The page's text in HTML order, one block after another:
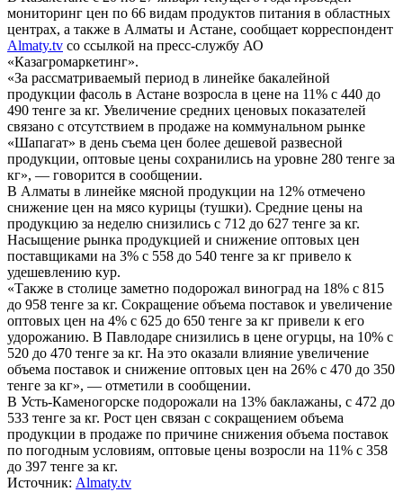
мониторинг цен по 66 видам продуктов питания в областных
центрах, а также в Алматы и Астане, сообщает корреспондент
Almaty.tv со ссылкой на пресс-службу АО
«Казагромаркетинг».
«За рассматриваемый период в линейке бакалейной
продукции фасоль в Астане возросла в цене на 11% с 440 до
490 тенге за кг. Увеличение средних ценовых показателей
связано с отсутствием в продаже на коммунальном рынке
«Шапагат» в день съема цен более дешевой развесной
продукции, оптовые цены сохранились на уровне 280 тенге за
кг», — говорится в сообщении.
В Алматы в линейке мясной продукции на 12% отмечено
снижение цен на мясо курицы (тушки). Средние цены на
продукцию за неделю снизились с 712 до 627 тенге за кг.
Насыщение рынка продукцией и снижение оптовых цен
поставщиками на 3% с 558 до 540 тенге за кг привело к
удешевлению кур.
«Также в столице заметно подорожал виноград на 18% с 815
до 958 тенге за кг. Сокращение объема поставок и увеличение
оптовых цен на 4% с 625 до 650 тенге за кг привели к его
удорожанию. В Павлодаре снизились в цене огурцы, на 10% с
520 до 470 тенге за кг. На это оказали влияние увеличение
объема поставок и снижение оптовых цен на 26% с 470 до 350
тенге за кг», — отметили в сообщении.
В Усть-Каменогорске подорожали на 13% баклажаны, с 472 до
533 тенге за кг. Рост цен связан с сокращением объема
продукции в продаже по причине снижения объема поставок
по погодным условиям, оптовые цены возросли на 11% с 358
до 397 тенге за кг.
Источник: Almaty.tv